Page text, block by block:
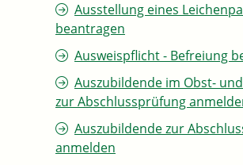
Ausstellung eines
beantragen
Ausweispflicht - Befreiung
Auszubildende im Obst-
zur Abschlussprüfung
Auszubildende zur
anmelden